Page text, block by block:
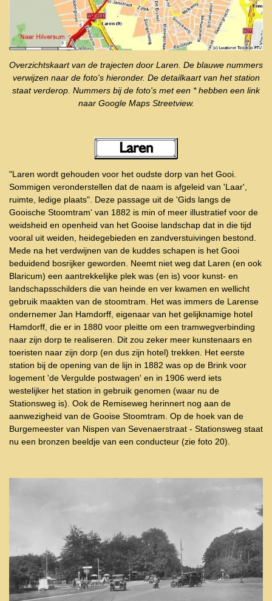
Overzichtskaart van de trajecten door Laren. De blauwe nummers
verwijzen naar de foto's hieronder. De detailkaart van het station
staat verderop. Nummers bij de foto's met een * hebben een link
naar Google Maps Streetview.
"Laren wordt gehouden voor het oudste dorp van het Gooi.
Sommigen veronderstellen dat de naam is afgeleid van 'Laar',
ruimte, ledige plaats". Deze passage uit de 'Gids langs de
Gooische Stoomtram' van 1882 is min of meer illustratief voor de
weidsheid en openheid van het Gooise landschap dat in die tijd
vooral uit weiden, heidegebieden en zandverstuivingen bestond.
Mede na het verdwijnen van de kuddes schapen is het Gooi
beduidend bosrijker geworden. Neemt niet weg dat Laren (en ook
Blaricum) een aantrekkelijke plek was (en is) voor kunst- en
landschapsschilders die van heinde en ver kwamen en wellicht
gebruik maakten van de stoomtram. Het was immers de Larense
ondernemer Jan Hamdorff, eigenaar van het gelijknamige hotel
Hamdorff, die er in 1880 voor pleitte om een tramwegverbinding
naar zijn dorp te realiseren. Dit zou zeker meer kunstenaars en
toeristen naar zijn dorp (en dus zijn hotel) trekken. Het eerste
station bij de opening van de lijn in 1882 was op de Brink voor
logement 'de Vergulde postwagen' en in 1906 werd iets
westelijker het station in gebruik genomen (waar nu de
Stationsweg is). Ook de Remiseweg herinnert nog aan de
aanwezigheid van de Gooise Stoomtram. Op de hoek van de
Burgemeester van Nispen van Sevenaerstraat - Stationsweg staat
nu een bronzen beeldje van een conducteur (zie foto 20).